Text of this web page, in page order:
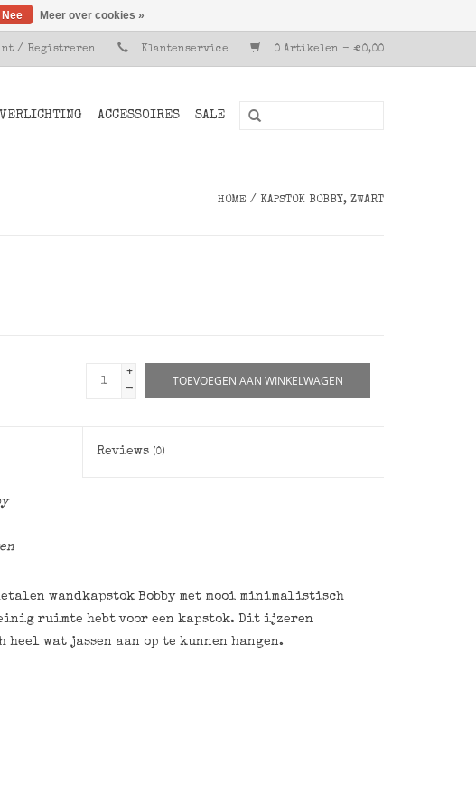
/ Registreren Klantenservice 0 Artikelen - €0,00
VERLICHTING ACCESSOIRES SALE
HOME / KAPSTOK BOBBY, ZWART
+
-
TOEVOEGEN AAN WINKELWAGEN
Reviews (0)
wandkapstok Bobby met mooi minimalistisch
ruimte hebt voor een kapstok. Dit ijzeren
heel wat jassen aan op te kunnen hangen.
Nee Meer over cookies »